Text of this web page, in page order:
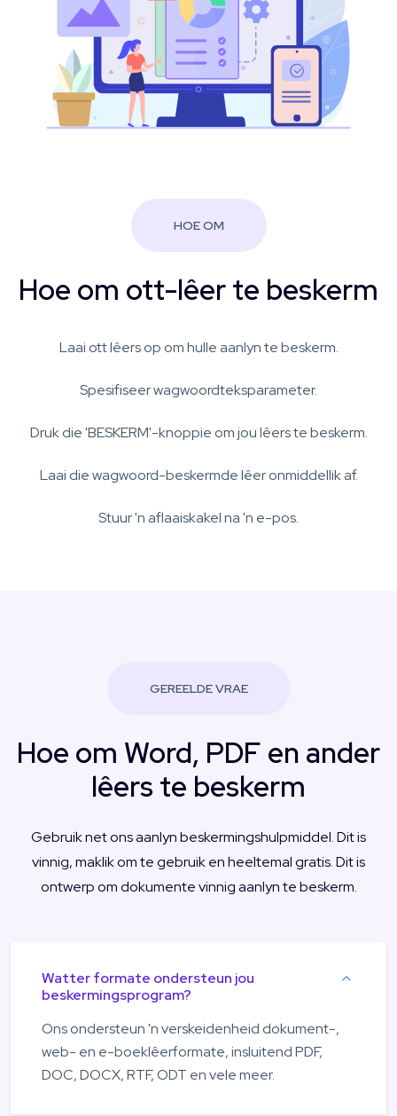
HOE OM
Hoe om ott-lêer te beskerm
Laai ott lêers op om hulle aanlyn te beskerm.
Spesifiseer wagwoordteksparameter.
Druk die 'BESKERM'-knoppie om jou lêers te beskerm.
Laai die wagwoord-beskermde lêer onmiddellik af.
Stuur 'n aflaaiskakel na 'n e-pos.
GEREELDE VRAE
Hoe om Word, PDF en ander
lêers te beskerm
Gebruik net ons aanlyn beskermingshulpmiddel. Dit is
vinnig, maklik om te gebruik en heeltemal gratis. Dit is
ontwerp om dokumente vinnig aanlyn te beskerm.
Watter formate ondersteun jou
beskermingsprogram?
Ons ondersteun 'n verskeidenheid dokument-,
web- en e-boeklêerformate, insluitend PDF,
DOC, DOCX, RTF, ODT en vele meer.